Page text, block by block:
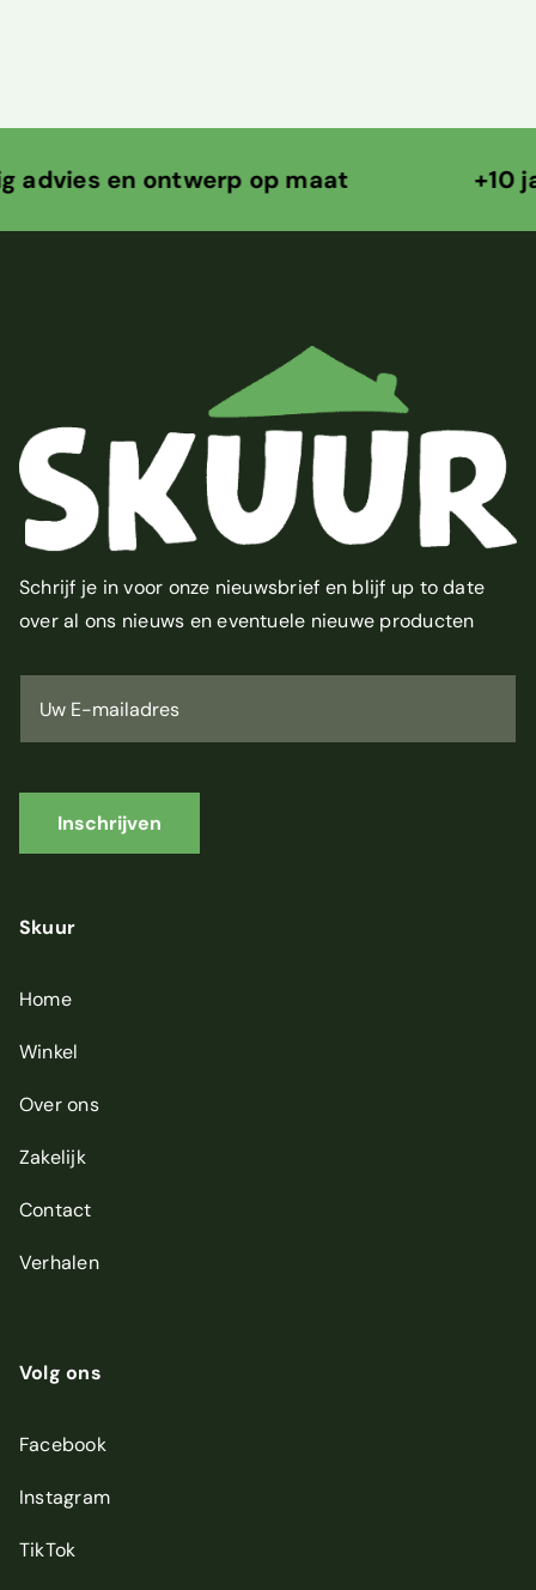
op maat +10 jaar
Schrijf je in voor onze nieuwsbrief en blijf up to date
over al ons nieuws en eventuele nieuwe producten
U
-
a
l
r
e
Inschrijven
Skuur
Home
Winkel
Over ons
Zakelijk
Contact
Verhalen
Volg ons
Facebook
Instagram
TikTok